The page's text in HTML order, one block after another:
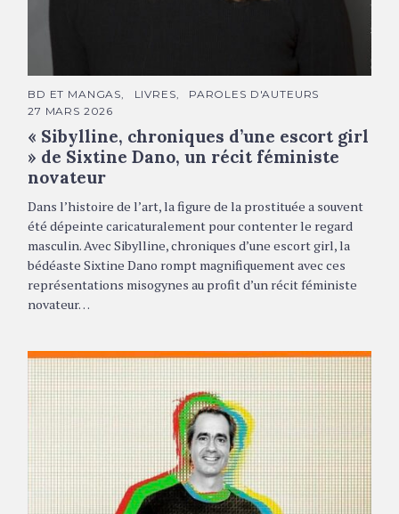
Sixtine Dano © Francesca Mantovani
C
T
G
O
R
I
E
BD ET MANGAS LIVRES
PAROLES D'AUTEURS
27 MARS 2026
« Sibylline, chroniques d’une escort girl
» de Sixtine Dano, un récit féministe
novateur
Dans l’histoire de l’art, la figure de la prostituée a souvent
été dépeinte caricaturalement pour contenter le regard
masculin. Avec Sibylline, chroniques d’une escort girl, la
bédéaste Sixtine Dano rompt magnifiquement avec ces
représentations misogynes au profit d’un récit féministe
novateur…